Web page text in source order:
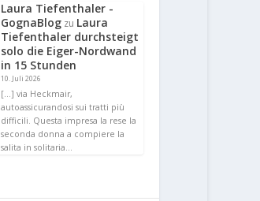
Laura Tiefenthaler -
GognaBlog zu Laura
Tiefenthaler durchsteigt
solo die Eiger-Nordwand
in 15 Stunden
10. Juli 2026
[…] via Heckmair,
autoassicurandosi sui tratti più
difficili. Questa impresa la rese la
seconda donna a compiere la
salita in solitaria…